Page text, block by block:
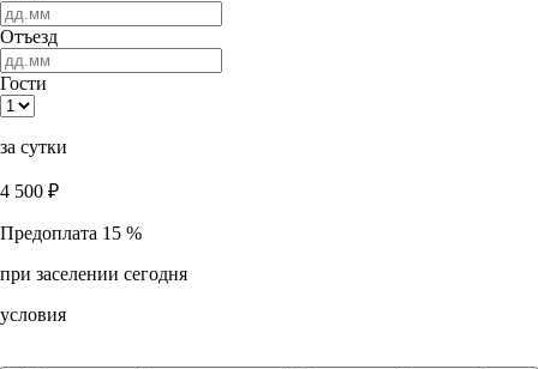
Отъезд
Гости
за сутки
4 500 ₽
Предоплата 15 %
при заселении сегодня
условия